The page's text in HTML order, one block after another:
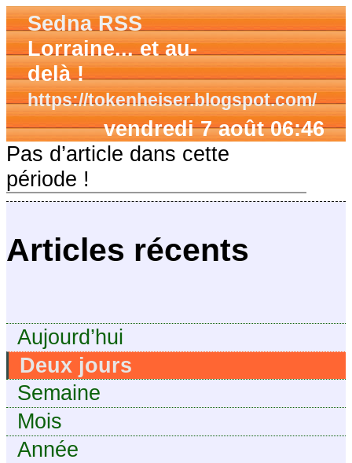
Sedna RSS
Lorraine... et au-
delà !
https://tokenheiser.blogspot.com/
vendredi 7 août 06:46
Articles récents
Aujourd’hui
Deux jours
Semaine
Mois
Année
Pas d’article dans cette
période !